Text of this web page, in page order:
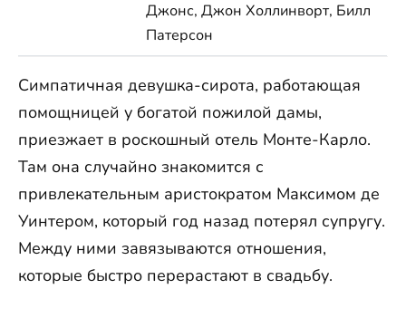
Джонс, Джон Холлинворт, Билл
Патерсон
Симпатичная девушка-сирота, работающая
помощницей у богатой пожилой дамы,
приезжает в роскошный отель Монте-Карло.
Там она случайно знакомится с
привлекательным аристократом Максимом де
Уинтером, который год назад потерял супругу.
Между ними завязываются отношения,
которые быстро перерастают в свадьбу.